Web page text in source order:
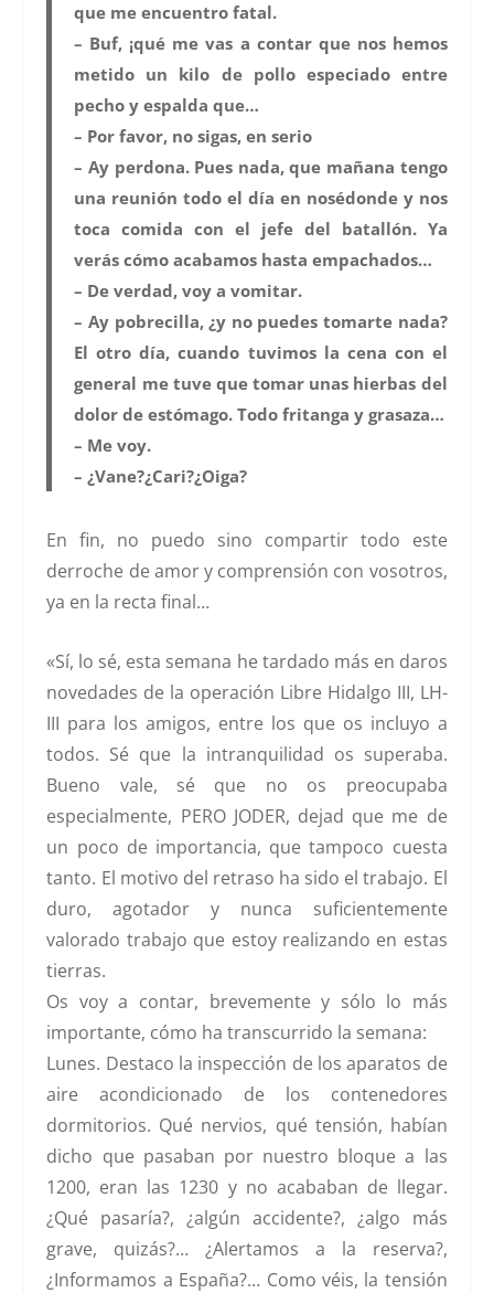
que me encuentro fatal.
– Buf, ¡qué me vas a contar que nos hemos
metido un kilo de pollo especiado entre
pecho y espalda que…
– Por favor, no sigas, en serio
– Ay perdona. Pues nada, que mañana tengo
una reunión todo el día en nosédonde y nos
toca comida con el jefe del batallón. Ya
verás cómo acabamos hasta empachados…
– De verdad, voy a vomitar.
– Ay pobrecilla, ¿y no puedes tomarte nada?
El otro día, cuando tuvimos la cena con el
general me tuve que tomar unas hierbas del
dolor de estómago. Todo fritanga y grasaza…
– Me voy.
– ¿Vane?¿Cari?¿Oiga?
En fin, no puedo sino compartir todo este
derroche de amor y comprensión con vosotros,
ya en la recta final…
«Sí, lo sé, esta semana he tardado más en daros
novedades de la operación Libre Hidalgo III, LH-
III para los amigos, entre los que os incluyo a
todos. Sé que la intranquilidad os superaba.
Bueno vale, sé que no os preocupaba
especialmente, PERO JODER, dejad que me de
un poco de importancia, que tampoco cuesta
tanto. El motivo del retraso ha sido el trabajo. El
duro, agotador y nunca suficientemente
valorado trabajo que estoy realizando en estas
tierras.
Os voy a contar, brevemente y sólo lo más
importante, cómo ha transcurrido la semana:
Lunes. Destaco la inspección de los aparatos de
aire acondicionado de los contenedores
dormitorios. Qué nervios, qué tensión, habían
dicho que pasaban por nuestro bloque a las
1200, eran las 1230 y no acababan de llegar.
¿Qué pasaría?, ¿algún accidente?, ¿algo más
grave, quizás?… ¿Alertamos a la reserva?,
¿Informamos a España?… Como véis, la tensión